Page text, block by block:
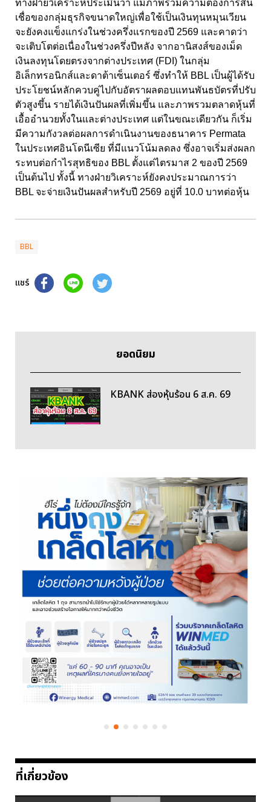
ทางฝ่ายวิเคราะห์ประเมินว่า แม้ภาพรวมความต้องการสิน
เชื่อของกลุ่มธุรกิจขนาดใหญ่เพื่อใช้เป็นเงินทุนหมุนเวียน
จะยังคงแข็งแกร่งในช่วงครึ่งแรกของปี 2569 และคาดว่า
จะเติบโตต่อเนื่องในช่วงครึ่งปีหลัง จากอานิสงส์ของเม็ด
เงินลงทุนโดยตรงจากต่างประเทศ (FDI) ในกลุ่ม
อิเล็กทรอนิกส์และดาต้าเซ็นเตอร์ ซึ่งทำให้ BBL เป็นผู้ได้รับ
ประโยชน์หลักควบคู่ไปกับอัตราผลตอบแทนพันธบัตรที่ปรับ
ตัวสูงขึ้น รายได้เงินปันผลที่เพิ่มขึ้น และภาพรวมตลาดหุ้นที่
เอื้ออำนวยทั้งในและต่างประเทศ แต่ในขณะเดียวกัน ก็เริ่ม
มีความกังวลต่อผลการดำเนินงานของธนาคาร Permata
ในประเทศอินโดนีเซีย ที่มีแนวโน้มลดลง ซึ่งอาจเริ่มส่งผลก
ระทบต่อกำไรสุทธิของ BBL ตั้งแต่ไตรมาส 2 ของปี 2569
เป็นต้นไป ทั้งนี้ ทางฝ่ายวิเคราะห์ยังคงประมาณการว่า
BBL จะจ่ายเงินปันผลสำหรับปี 2569 อยู่ที่ 10.0 บาทต่อหุ้น
BBL
แชร์
ยอดนิยม
KBANK ส่องหุ้นร้อน 6 ส.ค. 69
ที่เกี่ยวข้อง